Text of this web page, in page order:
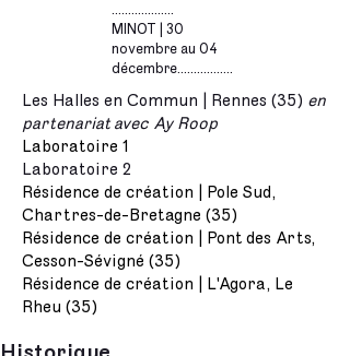
...................​
MINOT | 30
novembre au 04
décembre.................
Les Halles en Commun | Rennes (35) en
partenariat avec Ay Roop
Laboratoire 1
Laboratoire 2
​Résidence de création | Pole Sud,
Chartres-de-Bretagne (35)
Résidence de création | Pont des Arts,
Cesson-Sévigné (35)
Résidence de création | L'Agora, Le
Rheu (35)